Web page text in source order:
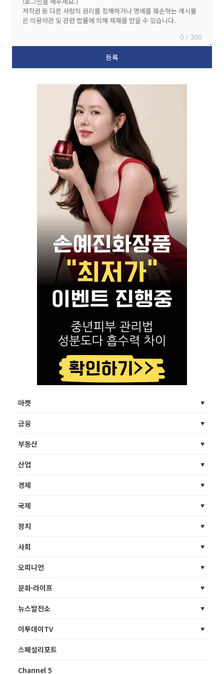
0 / 300
마켓
금융
부동산
산업
경제
국제
정치
사회
오피니언
문화·라이프
뉴스발전소
이투데이TV
스페셜리포트
Channel 5